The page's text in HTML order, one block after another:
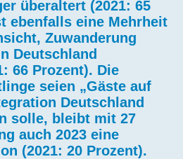
überaltert (2021: 65
ebenfalls eine Mehrheit
Zuwanderung
Deutschland
66 Prozent). Die
seien „Gäste auf
Deutschland
solle, bleibt mit 27
auch 2023 eine
(2021: 20 Prozent).